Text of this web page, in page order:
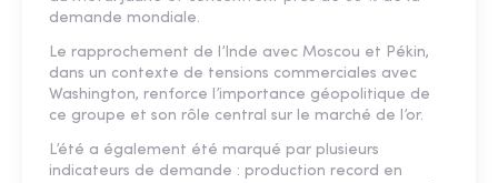
demande mondiale.
Le rapprochement de l’Inde avec Moscou et Pékin,
dans un contexte de tensions commerciales avec
Washington, renforce l’importance géopolitique de
ce groupe et son rôle central sur le marché de l’or.
L’été a également été marqué par plusieurs
indicateurs de demande : production record en